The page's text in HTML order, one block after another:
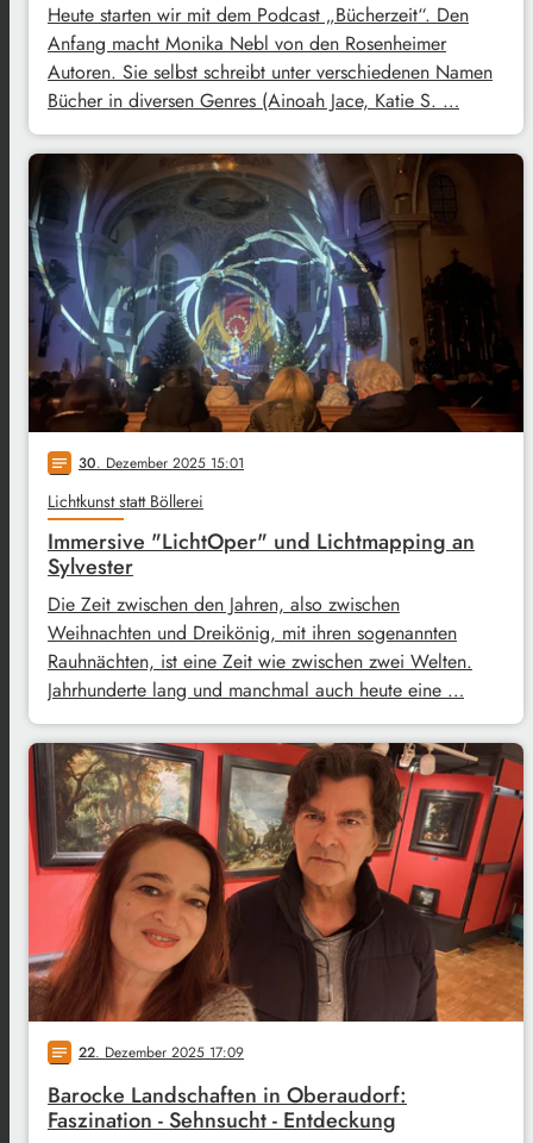
Heute starten wir mit dem Podcast „Bücherzeit“. Den
Anfang macht Monika Nebl von den Rosenheimer
Autoren. Sie selbst schreibt unter verschiedenen Namen
Bücher in diversen Genres (Ainoah Jace, Katie S. …
notes 30. Dezember 2025 15:01
Lichtkunst statt Böllerei
Immersive "LichtOper" und Lichtmapping an
Sylvester
Die Zeit zwischen den Jahren, also zwischen
Weihnachten und Dreikönig, mit ihren sogenannten
Rauhnächten, ist eine Zeit wie zwischen zwei Welten.
Jahrhunderte lang und manchmal auch heute eine …
notes 22. Dezember 2025 17:09
Barocke Landschaften in Oberaudorf:
Faszination - Sehnsucht - Entdeckung